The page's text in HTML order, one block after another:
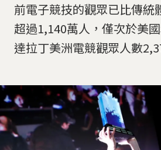
前電子競技的觀眾已比傳統
超過1,140萬人，僅次於美
達拉丁美洲電競觀眾人數